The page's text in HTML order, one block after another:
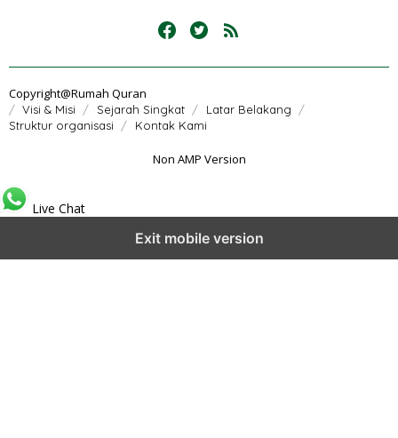
Copyright@Rumah Quran
Visi & Misi Sejarah Singkat
Latar Belakang
Struktur organisasi
Kontak Kami
Non AMP Version
Live Chat
Exit mobile version